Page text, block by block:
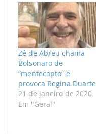
Zé de Abreu chama
Bolsonaro de
“mentecapto” e
provoca Regina Duarte
21 de janeiro de 2020
Em "Geral"